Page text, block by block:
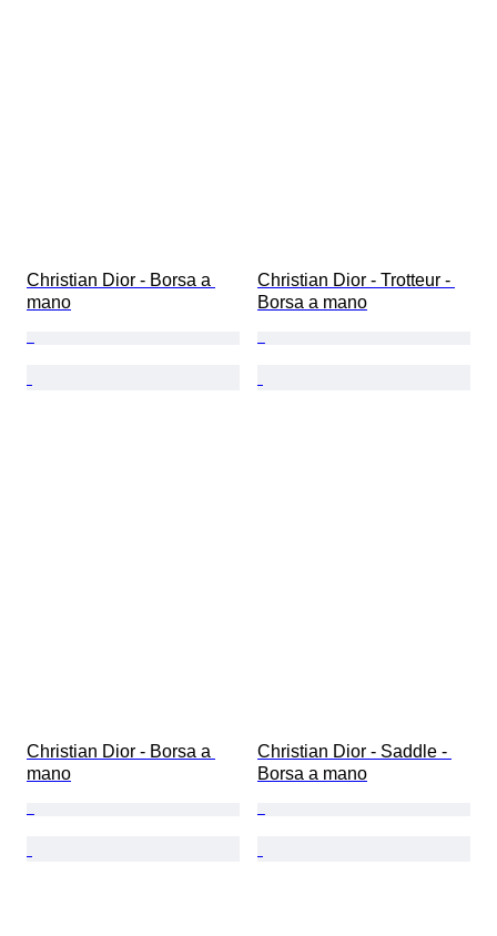
Christian Dior - Borsa a
mano
Christian Dior - Trotteur -
Borsa a mano
Christian Dior - Borsa a
mano
Christian Dior - Saddle -
Borsa a mano